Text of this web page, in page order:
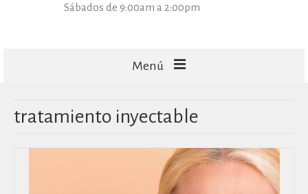
Sábados de 9:00am a 2:00pm
Menú
CAPILARES
TECNOLOGÍA
tratamiento inyectable